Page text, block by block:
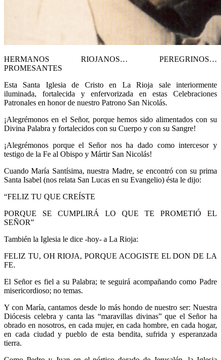
HERMANOS RIOJANOS… PEREGRINOS…
PROMESANTES
Esta Santa Iglesia de Cristo en La Rioja sale interiormente
iluminada, fortalecida y enfervorizada en estas Celebraciones
Patronales en honor de nuestro Patrono San Nicolás.
¡Alegrémonos en el Señor, porque hemos sido alimentados con su
Divina Palabra y fortalecidos con su Cuerpo y con su Sangre!
¡Alegrémonos porque el Señor nos ha dado como intercesor y
testigo de la Fe al Obispo y Mártir San Nicolás!
Cuando María Santísima, nuestra Madre, se encontró con su prima
Santa Isabel (nos relata San Lucas en su Evangelio) ésta le dijo:
“FELIZ TU QUE CREÍSTE
PORQUE SE CUMPLIRÁ LO QUE TE PROMETIÓ EL
SEÑOR”
También la Iglesia le dice -hoy- a La Rioja:
FELIZ TU, OH RIOJA, PORQUE ACOGISTE EL DON DE LA
FE.
El Señor es fiel a su Palabra; te seguirá acompañando como Padre
misericordioso; no temas.
Y con María, cantamos desde lo más hondo de nuestro ser: Nuestra
Diócesis celebra y canta las “maravillas divinas” que el Señor ha
obrado en nosotros, en cada mujer, en cada hombre, en cada hogar,
en cada ciudad y pueblo de esta bendita, sufrida y esperanzada
tierra.